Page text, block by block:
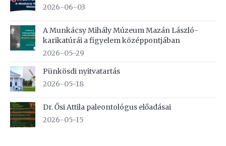
2026-06-03
A Munkácsy Mihály Múzeum Mazán László-
karikatúrái a figyelem középpontjában
2026-05-29
Pünkösdi nyitvatartás
2026-05-18
Dr. Ősi Attila paleontológus előadásai
2026-05-15